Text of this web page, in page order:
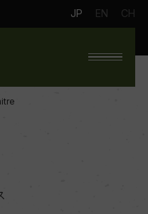
JP EN CH